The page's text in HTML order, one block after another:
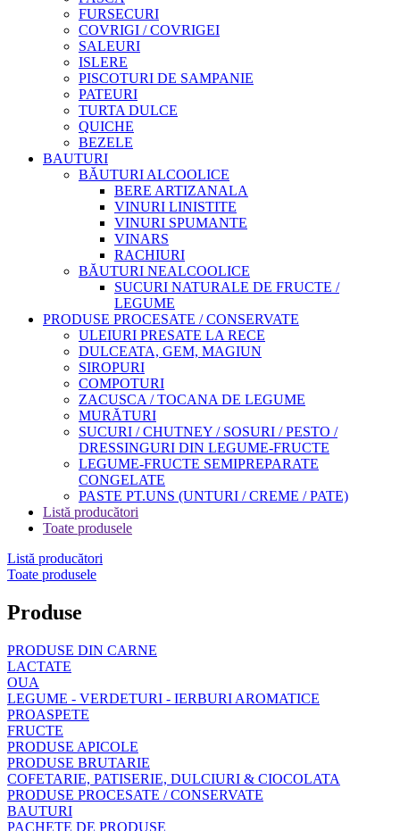
FURSECURI
COVRIGI / COVRIGEI
SALEURI
ISLERE
PISCOTURI DE SAMPANIE
PATEURI
TURTA DULCE
QUICHE
BEZELE
BAUTURI
BĂUTURI ALCOOLICE
BERE ARTIZANALA
VINURI LINISTITE
VINURI SPUMANTE
VINARS
RACHIURI
BĂUTURI NEALCOOLICE
SUCURI NATURALE DE FRUCTE /
LEGUME
PRODUSE PROCESATE / CONSERVATE
ULEIURI PRESATE LA RECE
DULCEATA, GEM, MAGIUN
SIROPURI
COMPOTURI
ZACUSCA / TOCANA DE LEGUME
MURĂTURI
SUCURI / CHUTNEY / SOSURI / PESTO /
DRESSINGURI DIN LEGUME-FRUCTE
LEGUME-FRUCTE SEMIPREPARATE
CONGELATE
PASTE PT.UNS (UNTURI / CREME / PATE)
Listă producători
Toate produsele
Listă producători
Toate produsele
Produse
PRODUSE DIN CARNE
LACTATE
OUA
LEGUME - VERDETURI - IERBURI AROMATICE
PROASPETE
FRUCTE
PRODUSE APICOLE
PRODUSE BRUTARIE
COFETARIE, PATISERIE, DULCIURI & CIOCOLATA
PRODUSE PROCESATE / CONSERVATE
BAUTURI
PACHETE DE PRODUSE